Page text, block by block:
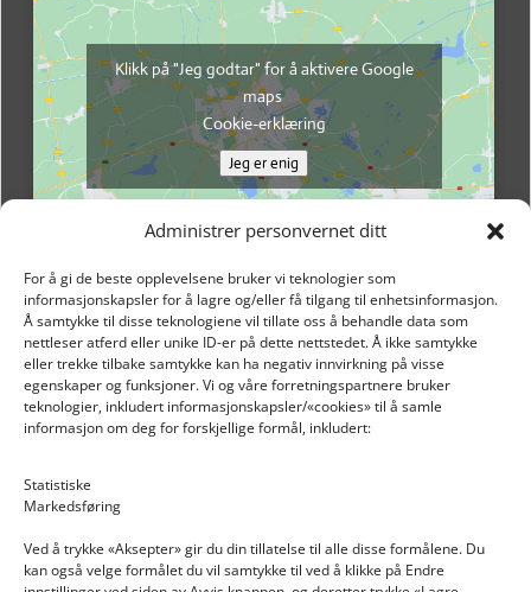
Administrer personvernet ditt
For å gi de beste opplevelsene bruker vi teknologier som
informasjonskapsler for å lagre og/eller få tilgang til enhetsinformasjon.
Å samtykke til disse teknologiene vil tillate oss å behandle data som
nettleser atferd eller unike ID-er på dette nettstedet. Å ikke samtykke
eller trekke tilbake samtykke kan ha negativ innvirkning på visse
egenskaper og funksjoner. Vi og våre forretningspartnere bruker
teknologier, inkludert informasjonskapsler/«cookies» til å samle
informasjon om deg for forskjellige formål, inkludert:
Statistiske
Markedsføring
Ved å trykke «Aksepter» gir du din tillatelse til alle disse formålene. Du
kan også velge formålet du vil samtykke til ved å klikke på Endre
Klikk på "Jeg godtar" for å aktivere Google
maps
Cookie-erklæring
Jeg er enig